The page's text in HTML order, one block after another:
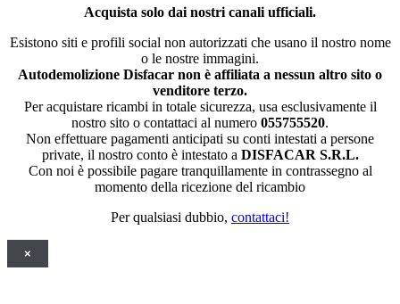
Acquista solo dai nostri canali ufficiali.
Esistono siti e profili social non autorizzati che usano il nostro nome
o le nostre immagini.
Autodemolizione Disfacar non è affiliata a nessun altro sito o
venditore terzo.
Per acquistare ricambi in totale sicurezza, usa esclusivamente il
nostro sito o contattaci al numero 055755520.
Non effettuare pagamenti anticipati su conti intestati a persone
private, il nostro conto è intestato a DISFACAR S.R.L.
Con noi è possibile pagare tranquillamente in contrassegno al
momento della ricezione del ricambio
Per qualsiasi dubbio, contattaci!
×